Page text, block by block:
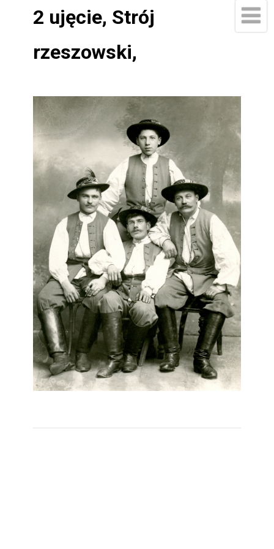
2 ujęcie, Strój
rzeszowski,